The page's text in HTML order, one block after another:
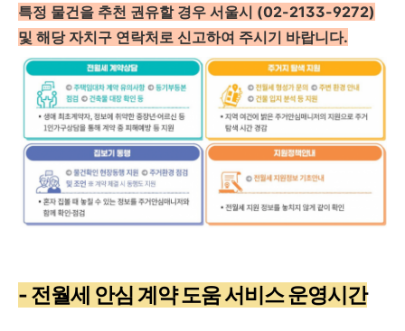
특정 물건을 추천 권유할 경우 서울시 (02-2133-9272)
및 해당 자치구 연락처로 신고하여 주시기 바랍니다.
- 전월세 안심 계약 도움 서비스 운영시간